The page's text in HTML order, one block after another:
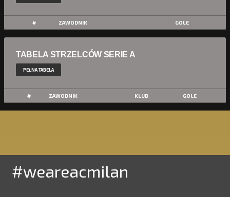
# ZAWODNIK GOLE
TABELA STRZELCÓW SERIE A
PEŁNA TABELA
# ZAWODNIK KLUB GOLE
#weareacmilan